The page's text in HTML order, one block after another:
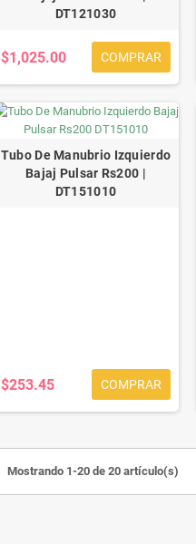
DT121030
$1,025.00 COMPRAR
Tubo De Manubrio Izquierdo
Bajaj Pulsar Rs200 |
DT151010
$253.45 COMPRAR
Mostrando 1-20 de 20 artículo(s)